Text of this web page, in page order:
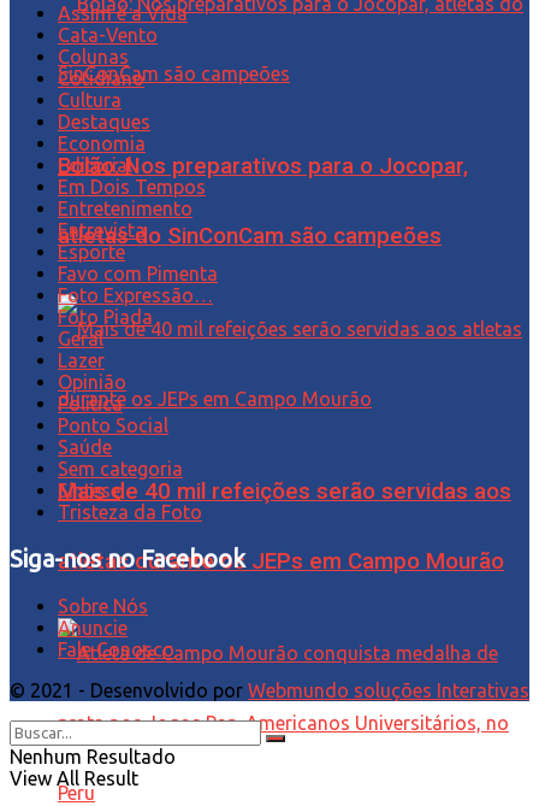
Bolão: Nos preparativos para o Jocopar,
atletas do SinConCam são campeões
Mais de 40 mil refeições serão servidas aos
atletas durante os JEPs em Campo Mourão
Assim é a Vida
Cata-Vento
Colunas
Cotidiano
Cultura
Destaques
Economia
Editorial
Em Dois Tempos
Entretenimento
Entrevista
Esporte
Favo com Pimenta
Foto Expressão…
Foto Piada
Geral
Lazer
Opinião
Política
Ponto Social
Saúde
Sem categoria
Síntese
Tristeza da Foto
Siga-nos no Facebook
Sobre Nós
Anuncie
Fale Conosco
© 2021 - Desenvolvido por Webmundo soluções Interativas
Nenhum Resultado
View All Result